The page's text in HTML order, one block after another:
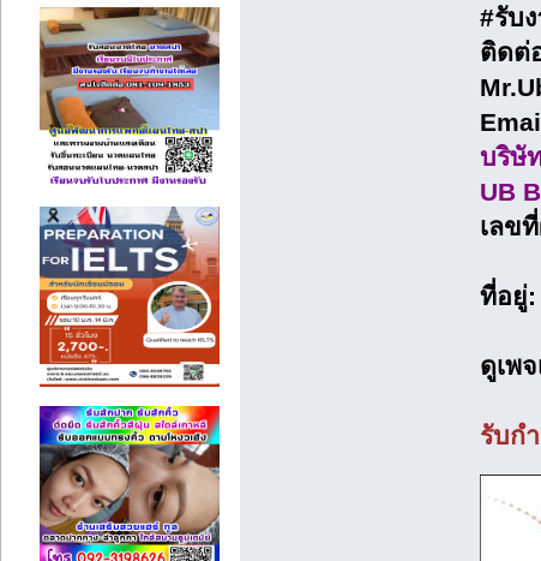
#รับ
ติดต่
บริษั
UB
เลข
ที่อยู่:
ดูเพ
รับก